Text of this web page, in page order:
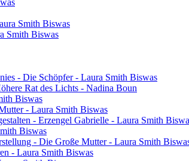
Smith Biswas
Smith Biswas
- Die Schöpfer - Laura Smith Biswas
Rat des Lichts - Nadina Boun
Biswas
- Laura Smith Biswas
- Erzengel Gabrielle - Laura Smith
Biswas
- Die Große Mutter - Laura Smith
- Laura Smith Biswas